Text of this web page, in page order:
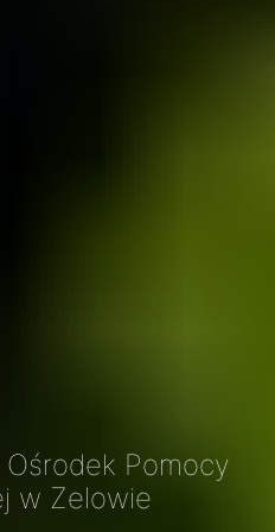
Pomocy
w Zelowie